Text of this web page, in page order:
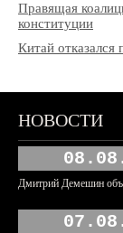
Правящая
конституции
Китай
НОВОСТИ
Дмитрий Демешин